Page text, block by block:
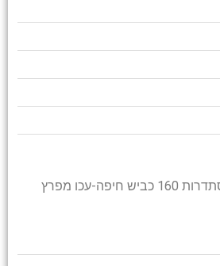
04-8729302 שד' ההסתדרות 160 כביש חיפה-עכו מפרץ